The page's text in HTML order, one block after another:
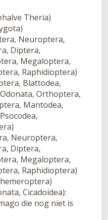
Theria)
Neuroptera,
Diptera,
Megaloptera,
Raphidioptera)
Blattodea,
Orthoptera,
Mantodea,
Neuroptera,
Diptera,
Megaloptera,
Raphidioptera)
Cicadoidea):
die nog niet is